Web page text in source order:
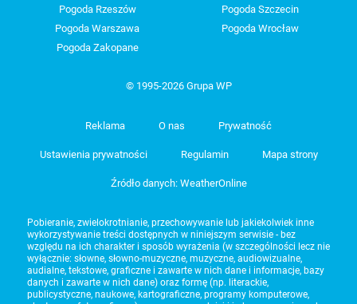
Pogoda Rzeszów
Pogoda Szczecin
Pogoda Warszawa
Pogoda Wrocław
Pogoda Zakopane
© 1995-2026 Grupa WP
Reklama O nas Prywatność
Ustawienia prywatności Regulamin Mapa strony
Źródło danych: WeatherOnline
Pobieranie, zwielokrotnianie, przechowywanie lub jakiekolwiek inne
wykorzystywanie treści dostępnych w niniejszym serwisie - bez
względu na ich charakter i sposób wyrażenia (w szczególności lecz nie
wyłącznie: słowne, słowno-muzyczne, muzyczne, audiowizualne,
audialne, tekstowe, graficzne i zawarte w nich dane i informacje, bazy
danych i zawarte w nich dane) oraz formę (np. literackie,
publicystyczne, naukowe, kartograficzne, programy komputerowe,